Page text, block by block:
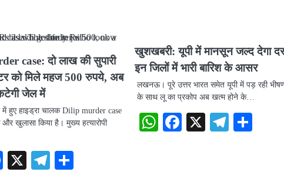
case: दो लाख की सुपारी
को मिले महज 500 रुपये, अब
जेल में
हुए हाइड्रा चालक Dilip murder case
खुलासा किया है। मुख्य हत्यारोपी
Facebook
X Telegram
खुशखबरी: यूपी में मानसून जल्द देगा
इन जिलों में भारी बारिश के आसर
लखनऊ। पूरे उत्तर भारत समेत यूपी में पड़ रही भीषण
के साथ लू का प्रकोप अब खत्म होने के…
WhatsApp
Facebook
X